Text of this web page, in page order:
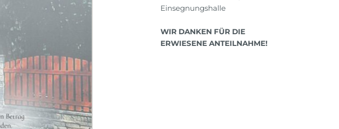
Einsegnungshalle
WIR DANKEN FÜR DIE
ERWIESENE ANTEILNAHME!